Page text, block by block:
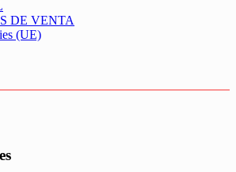
DE VENTA
(UE)